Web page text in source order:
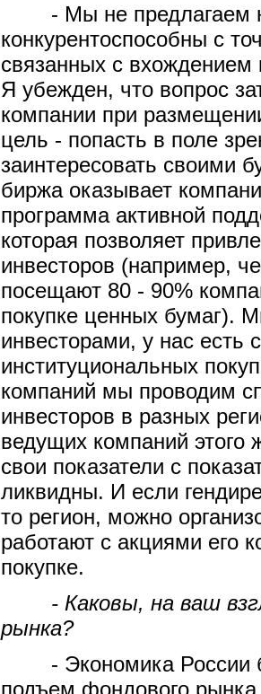
- Мы не предлагаем
конкурентоспособны с
связанных с
Я убежден, что вопрос
компании при
цель - попасть в поле
заинтересовать своими
биржа оказывает
программа активной
которая позволяет
инвесторов (например,
посещают 80 - 90%
покупке ценных бумаг).
инвесторами, у нас есть
институциональных
компаний мы проводим
инвесторов в разных
ведущих компаний этого
свои показатели с
ликвидны. И если
то регион, можно
работают с акциями его
покупке.
- Каковы, на ваш
рынка?
- Экономика России
подъем фондового